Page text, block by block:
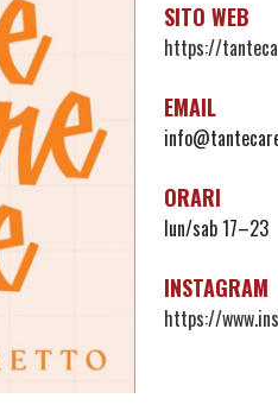
SITO WEB
https://
EMAIL
ORARI
lun/sab 17–23
INSTAGRAM
https://